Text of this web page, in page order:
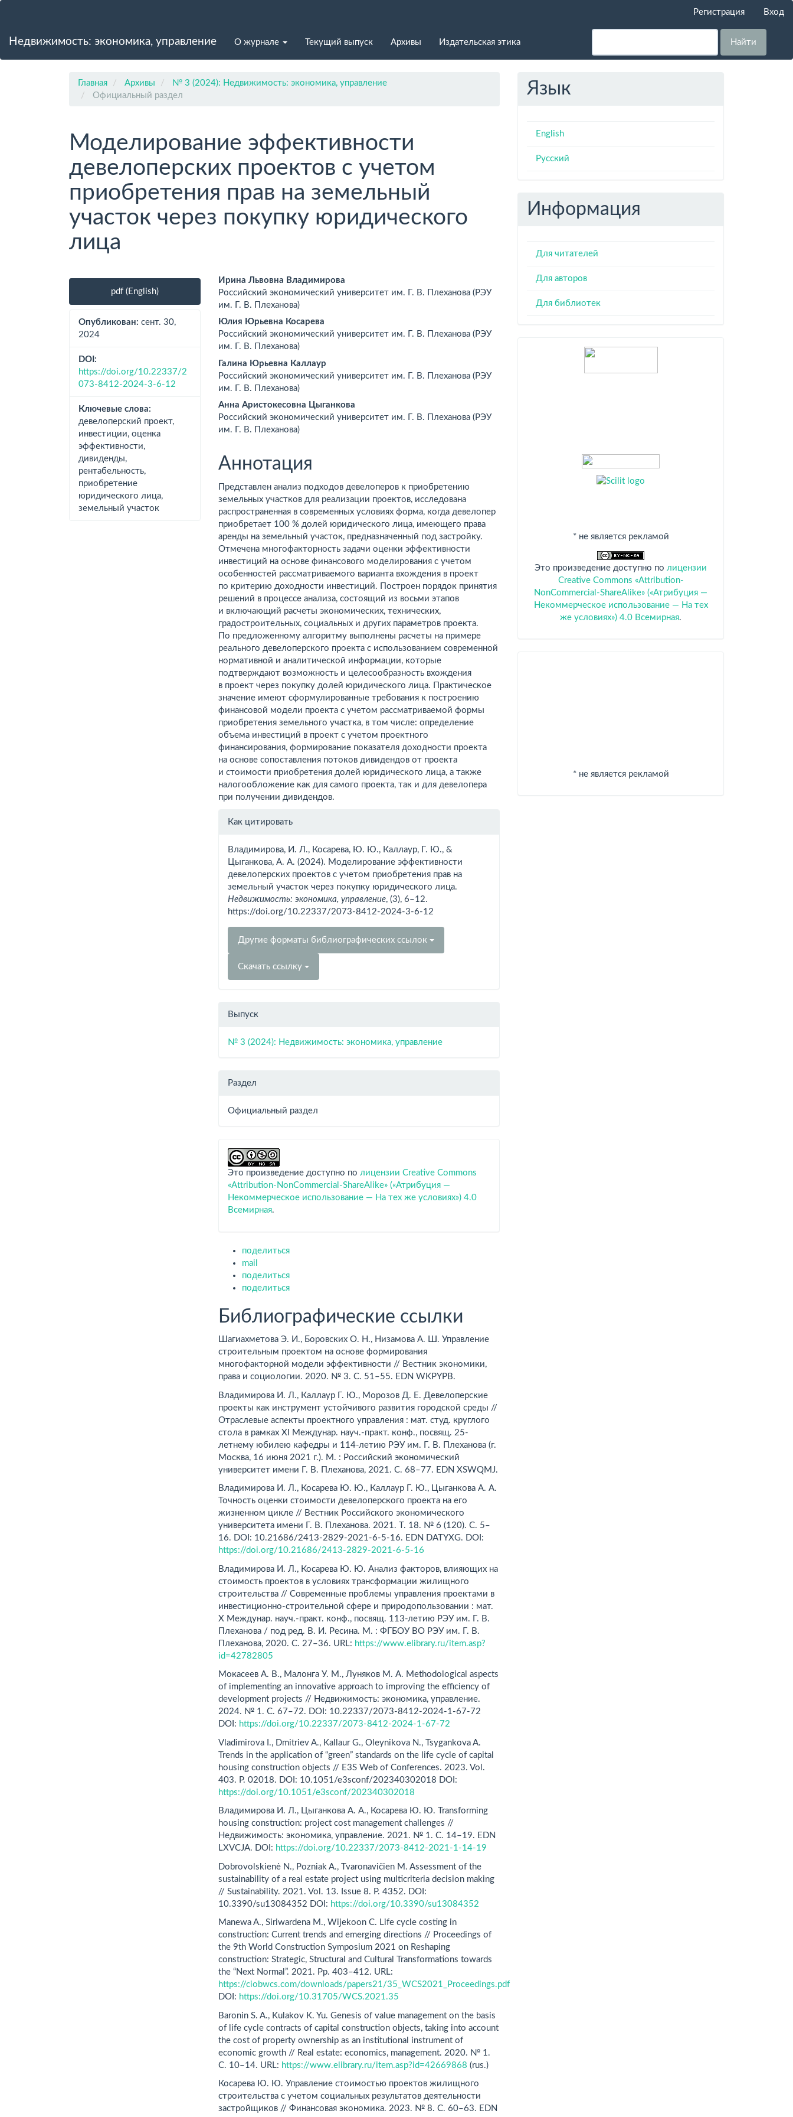
Основное
Регистрация Вход
Недвижимость: экономика, управление О журнале Текущий выпуск Архивы Издательская этика Найти
Главная Архивы
№ 3 (2024): Недвижимость: экономика, управление
Официальный раздел
Моделирование эффективности
девелоперских проектов с учетом
приобретения прав на земельный
участок через покупку юридического
лица
Боковая
панель
статьи
pdf (English)
Опубликован: сент. 30,
2024
DOI:
https://doi.org/10.22337/2
073-8412-2024-3-6-12
Ключевые слова:
девелоперский проект,
инвестиции, оценка
эффективности,
дивиденды,
рентабельность,
приобретение
юридического лица,
земельный участок
Основное
содержимое
статьи
Ирина Львовна Владимирова
Российский экономический университет им. Г. В. Плеханова (РЭУ
им. Г. В. Плеханова)
Юлия Юрьевна Косарева
Российский экономический университет им. Г. В. Плеханова (РЭУ
им. Г. В. Плеханова)
Галина Юрьевна Каллаур
Российский экономический университет им. Г. В. Плеханова (РЭУ
им. Г. В. Плеханова)
Анна Аристокесовна Цыганкова
Российский экономический университет им. Г. В. Плеханова (РЭУ
им. Г. В. Плеханова)
Аннотация
Представлен анализ подходов девелоперов к приобретению
земельных участков для реализации проектов, исследована
распространенная в современных условиях форма, когда девелопер
приобретает 100 % долей юридического лица, имеющего права
аренды на земельный участок, предназначенный под застройку.
Отмечена многофакторность задачи оценки эффективности
инвестиций на основе финансового моделирования с учетом
особенностей рассматриваемого варианта вхождения в проект
по критерию доходности инвестиций. Построен порядок принятия
решений в процессе анализа, состоящий из восьми этапов
и включающий расчеты экономических, технических,
градостроительных, социальных и других параметров проекта.
По предложенному алгоритму выполнены расчеты на примере
реального девелоперского проекта с использованием современной
нормативной и аналитической информации, которые
подтверждают возможность и целесообразность вхождения
в проект через покупку долей юридического лица. Практическое
значение имеют сформулированные требования к построению
финансовой модели проекта с учетом рассматриваемой формы
приобретения земельного участка, в том числе: определение
объема инвестиций в проект с учетом проектного
финансирования, формирование показателя доходности проекта
на основе сопоставления потоков дивидендов от проекта
и стоимости приобретения долей юридического лица, а также
налогообложение как для самого проекта, так и для девелопера
при получении дивидендов.
Информация
Как цитировать
Владимирова, И. Л., Косарева, Ю. Ю., Каллаур, Г. Ю., &
Цыганкова, А. А. (2024). Моделирование эффективности
девелоперских проектов с учетом приобретения прав на
земельный участок через покупку юридического лица.
Недвижимость: экономика, управление, (3), 6–12.
https://doi.org/10.22337/2073-8412-2024-3-6-12
Другие форматы библиографических ссылок
Скачать ссылку
Выпуск
№ 3 (2024): Недвижимость: экономика, управление
Раздел
Официальный раздел
Это произведение доступно полицензии Creative Commons
«Attribution-NonCommercial-ShareAlike» («Атрибуция —
Некоммерческое использование — На тех же условиях») 4.0
Всемирная.
поделиться
mail
поделиться
поделиться
Библиографические ссылки
Шагиахметова Э. И., Боровских О. Н., Низамова А. Ш. Управление
строительным проектом на основе формирования
многофакторной модели эффективности // Вестник экономики,
права и социологии. 2020. № 3. С. 51–55. EDN WKPYPB.
Владимирова И. Л., Каллаур Г. Ю., Морозов Д. Е. Девелоперские
проекты как инструмент устойчивого развития городской среды //
Отраслевые аспекты проектного управления : мат. студ. круглого
стола в рамках ХI Междунар. науч.-практ. конф., посвящ. 25-
летнему юбилею кафедры и 114-летию РЭУ им. Г. В. Плеханова (г.
Москва, 16 июня 2021 г.). М. : Российский экономический
университет имени Г. В. Плеханова, 2021. С. 68–77. EDN XSWQMJ.
Владимирова И. Л., Косарева Ю. Ю., Каллаур Г. Ю., Цыганкова А. А.
Точность оценки стоимости девелоперского проекта на его
жизненном цикле // Вестник Российского экономического
университета имени Г. В. Плеханова. 2021. Т. 18. № 6 (120). С. 5–
16. DOI: 10.21686/2413-2829-2021-6-5-16. EDN DATYXG. DOI:
https://doi.org/10.21686/2413-2829-2021-6-5-16
Владимирова И. Л., Косарева Ю. Ю. Анализ факторов, влияющих на
стоимость проектов в условиях трансформации жилищного
строительства // Современные проблемы управления проектами в
инвестиционно-строительной сфере и природопользовании : мат.
X Междунар. науч.-практ. конф., посвящ. 113-летию РЭУ им. Г. В.
Плеханова / под ред. В. И. Ресина. М. : ФГБОУ ВО РЭУ им. Г. В.
Плеханова, 2020. С. 27–36. URL: https://www.elibrary.ru/item.asp?
id=42782805
Мокасеев А. В., Малонга У. М., Луняков М. А. Methodological aspects
of implementing an innovative approach to improving the efficiency of
development projects // Недвижимость: экономика, управление.
2024. № 1. С. 67–72. DOI: 10.22337/2073-8412-2024-1-67-72
DOI: https://doi.org/10.22337/2073-8412-2024-1-67-72
Vladimirova I., Dmitriev A., Kallaur G., Oleynikova N., Tsygan­kova A.
Trends in the application of “green” standards on the life cycle of capital
housing construction objects // E3S Web of Con­ferences. 2023. Vol.
403. P. 02018. DOI: 10.1051/e3sconf/202340302018 DOI:
https://doi.org/10.1051/e3sconf/202340302018
Владимирова И. Л., Цыганкова А. А., Косарева Ю. Ю. Tran­sforming
housing construction: project cost management challen­ges //
Недвижимость: экономика, управление. 2021. № 1. С. 14–19. EDN
LXVCJA. DOI: https://doi.org/10.22337/2073-8412-2021-1-14-19
Dobrovolskienė N., Pozniak A., Tvaronavičien M. Assessment of the
sustainability of a real estate project using multicriteria decision making
// Sustainability. 2021. Vol. 13. Issue 8. P. 4352. DOI:
10.3390/su13084352 DOI: https://doi.org/10.3390/su13084352
Manewa A., Siriwardena M., Wijekoon C. Life cycle costing in
construction: Current trends and emerging directions // Proceedings of
the 9th World Construction Symposium 2021 on Reshaping
construction: Strategic, Structural and Cultural Transformations towards
the “Next Normal”. 2021. Pp. 403–412. URL:
https://ciobwcs.com/downloads/papers21/35_WCS2021_Proceedings.pdf
DOI: https://doi.org/10.31705/WCS.2021.35
Baronin S. A., Kulakov K. Yu. Genesis of value management on the basis
of life cycle contracts of capital construction objects, taking into account
the cost of property ownership as an institutional instrument of
economic growth // Real estate: economics, management. 2020. № 1.
C. 10–14. URL: https://www.elibrary.ru/item.asp?id=42669868 (rus.)
Косарева Ю. Ю. Управление стоимостью проектов жилищного
строительства с учетом социальных результатов деятельности
застройщиков // Финансовая экономика. 2023. № 8. С. 60–63. EDN
Язык
English
Русский
Информация
Для читателей
Для авторов
Для библиотек
Индексация
* не является рекламой
Это произведение доступно по лицензии
Creative Commons «Attribution-
NonCommercial-ShareAlike» («Атрибуция —
Некоммерческое использование — На тех
же условиях») 4.0 Всемирная.
* не является рекламой